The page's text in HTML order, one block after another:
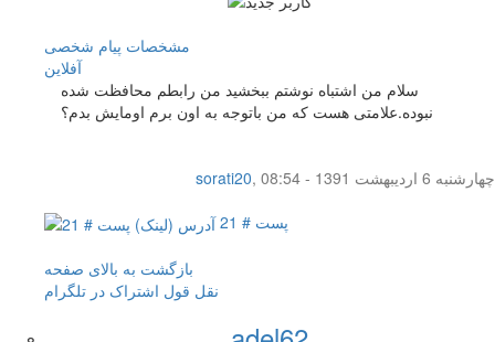
مشخصات پیام شخصی
آفلاين
سلام من اشتباه نوشتم ببخشید من رابطم محافظت شده
نبوده.علامتی هست که من باتوجه به اون برم اومایش بدم؟
sorati20,
چهار‌شنبه 6 اردیبهشت 1391 - 08:54
پست # 21
بازگشت به بالای صفحه
نقل قول اشتراک در تلگرام